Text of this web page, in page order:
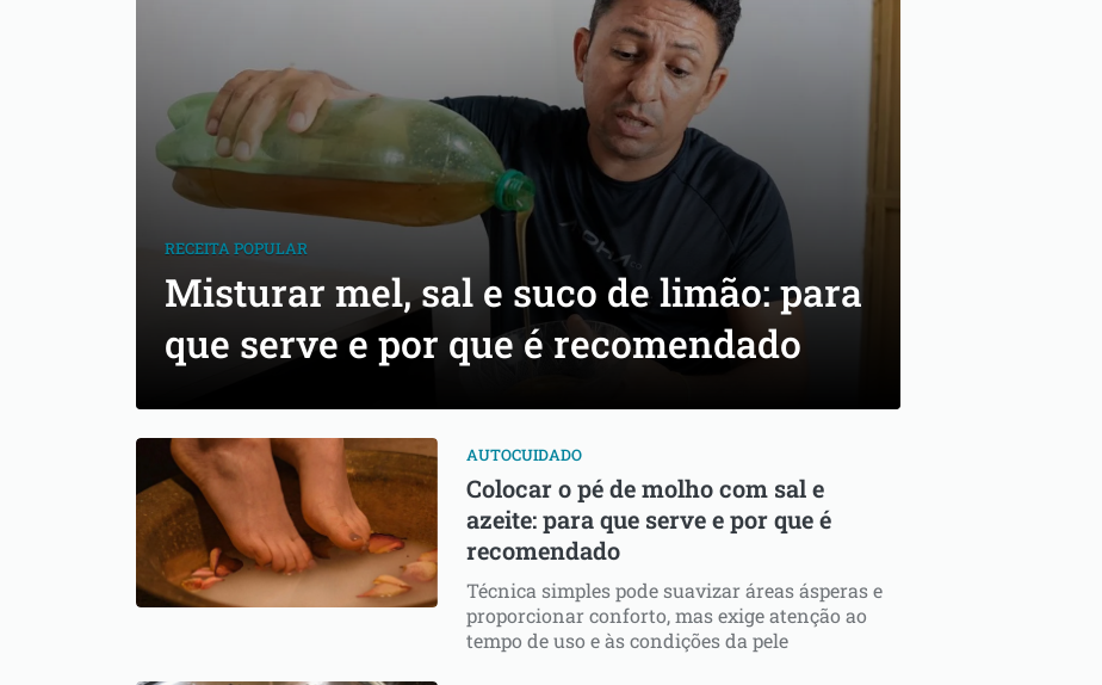
RECEITA POPULAR
⁠Misturar mel, sal e suco de limão: para
que serve e por que é recomendado
AUTOCUIDADO
Colocar o pé de molho com sal e
azeite: para que serve e por que é
recomendado
Técnica simples pode suavizar áreas ásperas e
proporcionar conforto, mas exige atenção ao
tempo de uso e às condições da pele